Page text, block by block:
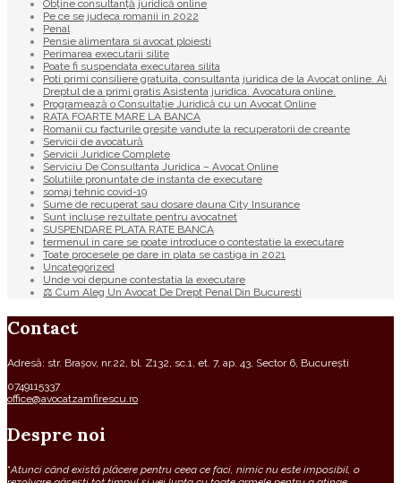
Obține consultanță juridică online
Pe ce se judeca romanii in 2022
Penal
Pensie alimentara si avocat ploiesti
Perimarea executarii silite
Poate fi suspendata executarea silita
Poti primi consiliere gratuita, consultanta juridica de la Avocat online. Ai
Dreptul de a primi gratis Asistenta juridica. Avocatura online.
Programează o Consultație Juridică cu un Avocat Online
RATA FOARTE MARE LA BANCA
Romanii cu facturile gresite vandute la recuperatorii de creante
Servicii de avocatură
Servicii Juridice Complete
Serviciu De Consultanta Juridica – Avocat Online
Solutiile pronuntate de instanta de executare
somaj tehnic covid-19
Sume de recuperat sau dosare dauna City Insurance
Sunt incluse rezultate pentru avocatnet
SUSPENDARE PLATA RATE BANCA
termenul in care se poate introduce o contestatie la executare
Toate procesele pe dare in plata se castiga in 2021
Uncategorized
Unde voi depune contestatia la executare
⚖ Cum Aleg Un Avocat De Drept Penal Din Bucuresti
Contact
Adresă: str. Brașov, nr.22, bl. Z132, sc.1, et. 7, ap. 43, Sector 6, București
0749115337
office@avocatzamfirescu.ro
Despre noi
“Atunci când există plăcere pentru ceea ce faci, nimic nu este imposibil, o